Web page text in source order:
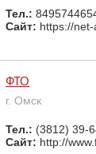
Тел.:
Сайт: https://
ФТО
г. Омск
Тел.: (3812) 39-
Сайт: http://